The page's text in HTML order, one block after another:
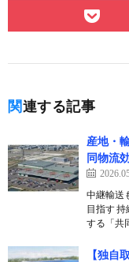
関連する記事
産地・
同物流
中継輸送
目指す
する「共
【独自